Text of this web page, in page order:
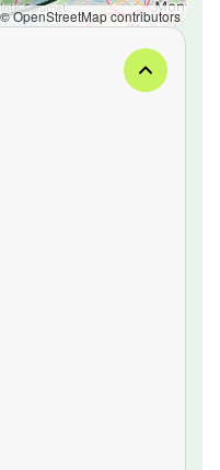
OpenStreetMap contributors